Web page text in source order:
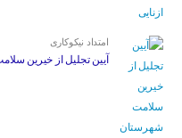
امتداد نیکوکاری
آیین تجلیل از خیرین